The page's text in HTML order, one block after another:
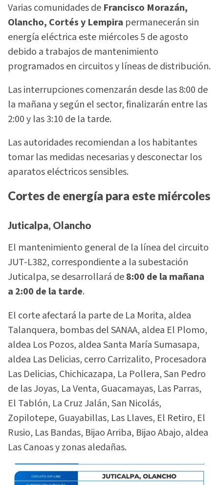
Varias comunidades de Francisco Morazán,
Olancho, Cortés y Lempira permanecerán sin
energía eléctrica este miércoles 5 de agosto
debido a trabajos de mantenimiento
programados en circuitos y líneas de distribución.
Las interrupciones comenzarán desde las 8:00 de
la mañana y según el sector, finalizarán entre las
2:00 y las 3:10 de la tarde.
Las autoridades recomiendan a los habitantes
tomar las medidas necesarias y desconectar los
aparatos eléctricos sensibles.
Cortes de energía para este miércoles
Juticalpa, Olancho
El mantenimiento general de la línea del circuito
JUT-L382, correspondiente a la subestación
Juticalpa, se desarrollará de8:00 de la mañana
a 2:00 de la tarde.
El corte afectará la parte de La Morita, aldea
Talanquera, bombas del SANAA, aldea El Plomo,
aldea Los Pozos, aldea Santa María Sumasapa,
aldea Las Delicias, cerro Carrizalito, Procesadora
Las Delicias, Chichicazapa, La Pollera, San Pedro
de las Joyas, La Venta, Guacamayas, Las Parras,
El Tablón, La Cruz Jalán, San Nicolás,
Zopilotepe, Guayabillas, Las Llaves, El Retiro, El
Rusio, Las Bandas, Bijao Arriba, Bijao Abajo, aldea
Las Canoas y zonas aledañas.